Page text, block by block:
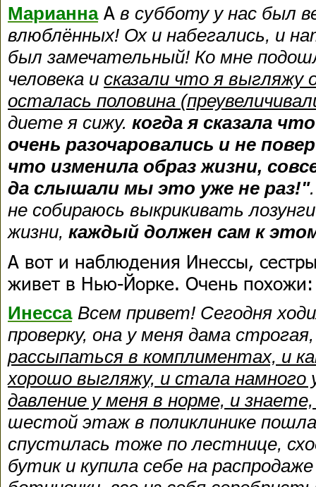
МарианнаА в субботу у нас был
влюблённых! Ох и набегались, и
был замечательный! Ко мне
человека и сказали что я выгляжу
осталась половина
диете я сижу. когда я сказала
очень разочаровались и не
что изменила образ жизни,
да слышали мы это уже не раз!"
не собираюсь выкрикивать
жизни, каждый должен сам к
А вот и наблюдения Инессы,
живет в Нью-Йорке. Очень похожи:
Инесса Всем привет! Сегодня
проверку, она у меня дама
рассыпаться в комплиментах, и
хорошо выгляжу, и стала намного
давление у меня в норме, и
шестой этаж в поликлинике
спустилась тоже по лестнице,
бутик и купила себе на